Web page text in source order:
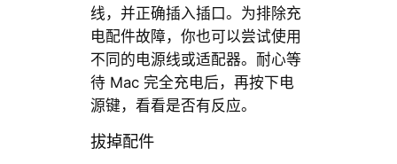
线，并正确插入插口。为排除充
电配件故障，你也可以尝试使用
不同的电源线或适配器。耐心等
待 Mac 完全充电后，再按下电
源键，看看是否有反应。
拔掉配件